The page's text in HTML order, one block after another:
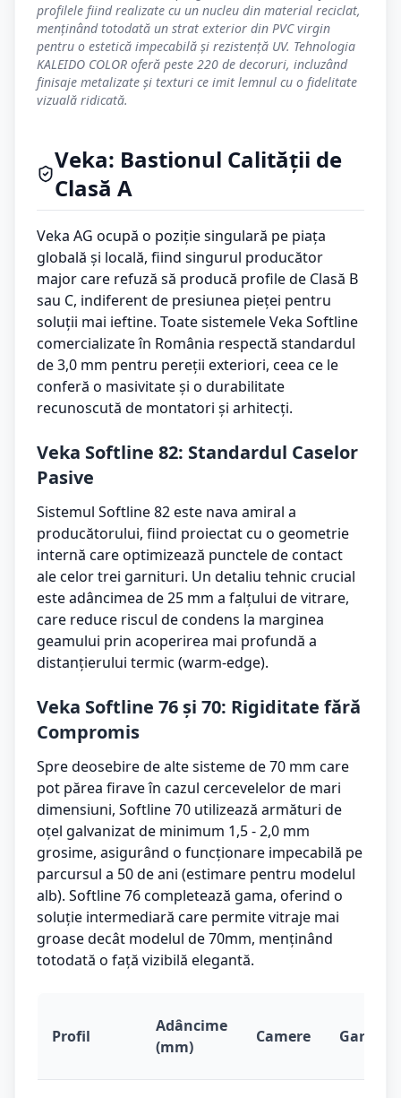
profilele fiind realizate cu un nucleu din material reciclat,
menținând totodată un strat exterior din PVC virgin
pentru o estetică impecabilă și rezistență UV. Tehnologia
KALEIDO COLOR oferă peste 220 de decoruri, incluzând
finisaje metalizate și texturi ce imit lemnul cu o fidelitate
vizuală ridicată.
Veka: Bastionul Calității de
Clasă A
Veka AG ocupă o poziție singulară pe piața
globală și locală, fiind singurul producător
major care refuză să producă profile de Clasă B
sau C, indiferent de presiunea pieței pentru
soluții mai ieftine. Toate sistemele Veka Softline
comercializate în România respectă standardul
de 3,0 mm pentru pereții exteriori, ceea ce le
conferă o masivitate și o durabilitate
recunoscută de montatori și arhitecți.
Veka Softline 82: Standardul Caselor
Pasive
Sistemul Softline 82 este nava amiral a
producătorului, fiind proiectat cu o geometrie
internă care optimizează punctele de contact
ale celor trei garnituri. Un detaliu tehnic crucial
este adâncimea de 25 mm a falțului de vitrare,
care reduce riscul de condens la marginea
geamului prin acoperirea mai profundă a
distanțierului termic (warm-edge).
Veka Softline 76 și 70: Rigiditate fără
Compromis
Spre deosebire de alte sisteme de 70 mm care
pot părea firave în cazul cercevelelor de mari
dimensiuni, Softline 70 utilizează armături de
oțel galvanizat de minimum 1,5 - 2,0 mm
grosime, asigurând o funcționare impecabilă pe
parcursul a 50 de ani (estimare pentru modelul
alb). Softline 76 completează gama, oferind o
soluție intermediară care permite vitraje mai
groase decât modelul de 70mm, menținând
totodată o față vizibilă elegantă.
Profil
Adâncime
(mm)
Camere